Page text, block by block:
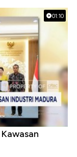
01:10